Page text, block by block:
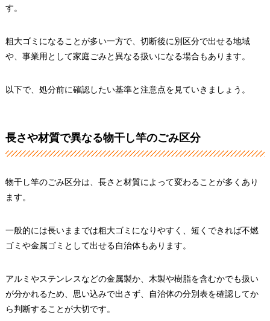
す。
粗大ゴミになることが多い一方で、切断後に別区分で出せる地域
や、事業用として家庭ごみと異なる扱いになる場合もあります。
以下で、処分前に確認したい基準と注意点を見ていきましょう。
長さや材質で異なる物干し竿のごみ区分
物干し竿のごみ区分は、長さと材質によって変わることが多くあり
ます。
一般的には長いままでは粗大ゴミになりやすく、短くできれば不燃
ゴミや金属ゴミとして出せる自治体もあります。
アルミやステンレスなどの金属製か、木製や樹脂を含むかでも扱い
が分かれるため、思い込みで出さず、自治体の分別表を確認してか
ら判断することが大切です。